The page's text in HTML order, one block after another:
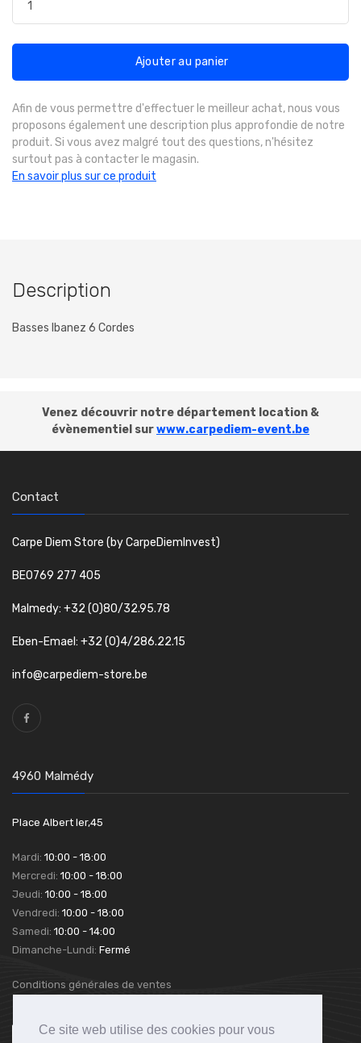
Ce site web utilise des cookies pour vous
Ajouter au panier
Afin de vous permettre d'effectuer le meilleur achat, nous vous
proposons également une description plus approfondie de notre
produit. Si vous avez malgré tout des questions, n'hésitez
surtout pas à contacter le magasin.
En savoir plus sur ce produit
Description
Basses Ibanez 6 Cordes
Venez découvrir notre département location &
évènementiel surwww.carpediem-event.be
Contact
Carpe Diem Store (by CarpeDiemInvest)
BE0769 277 405
Malmedy: +32 (0)80/32.95.78
Eben-Emael: +32 (0)4/286.22.15
info@carpediem-store.be
4960 Malmédy
Place Albert Ier,45
Mardi: 10:00 - 18:00
Mercredi: 10:00 - 18:00
Jeudi: 10:00 - 18:00
Vendredi: 10:00 - 18:00
Samedi: 10:00 - 14:00
Dimanche-Lundi: Fermé
Conditions générales de ventes